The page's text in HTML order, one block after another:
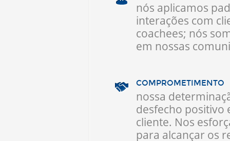
nós aplicamos
interações com
coachees; nós
em nossas
COMPROMETIMENTO
nossa
desfecho positivo
cliente. Nos
para alcançar os